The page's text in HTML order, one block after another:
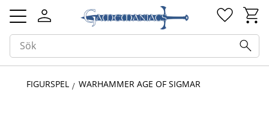
Meny
FIGURSPEL WARHAMMER AGE OF SIGMAR